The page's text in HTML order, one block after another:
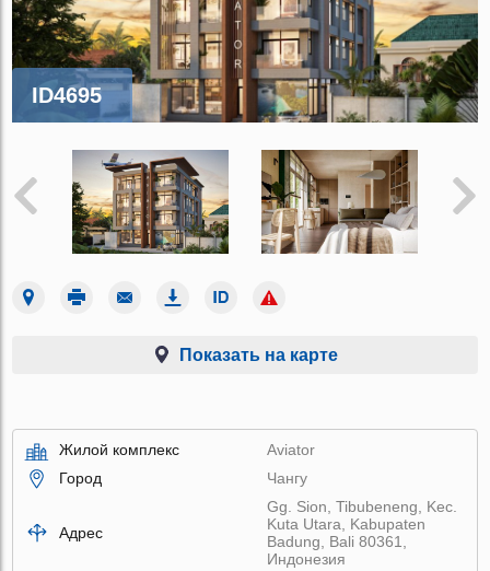
ID4695
Показать на карте
Жилой комплекс
Aviator
Город
Чангу
Адрес
Gg. Sion, Tibubeneng, Kec.
Kuta Utara, Kabupaten
Badung, Bali 80361,
Индонезия